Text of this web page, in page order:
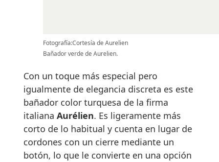
Fotografía:Cortesía de Aurelien
Bañador verde de Aurelien.
Con un toque más especial pero
igualmente de elegancia discreta es este
bañador color turquesa de la firma
italiana Aurélien. Es ligeramente más
corto de lo habitual y cuenta en lugar de
cordones con un cierre mediante un
botón, lo que le convierte en una opción